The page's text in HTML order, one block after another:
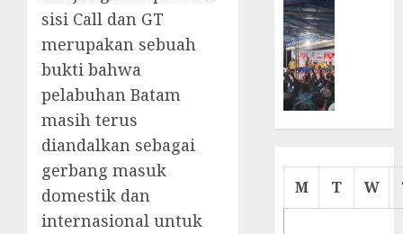
sisi Call dan GT
merupakan sebuah
bukti bahwa
pelabuhan Batam
masih terus
diandalkan sebagai
gerbang masuk
domestik dan
internasional untuk
Cermin
M T W